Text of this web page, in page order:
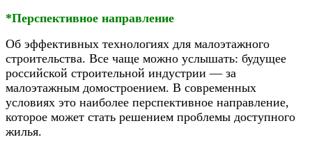
*Перспективное направление
Об эффективных технологиях для малоэтажного
строительства. Все чаще можно услышать: будущее
российской строительной индустрии — за
малоэтажным домостроением. В современных
условиях это наиболее перспективное направление,
которое может стать решением проблемы доступного
жилья.